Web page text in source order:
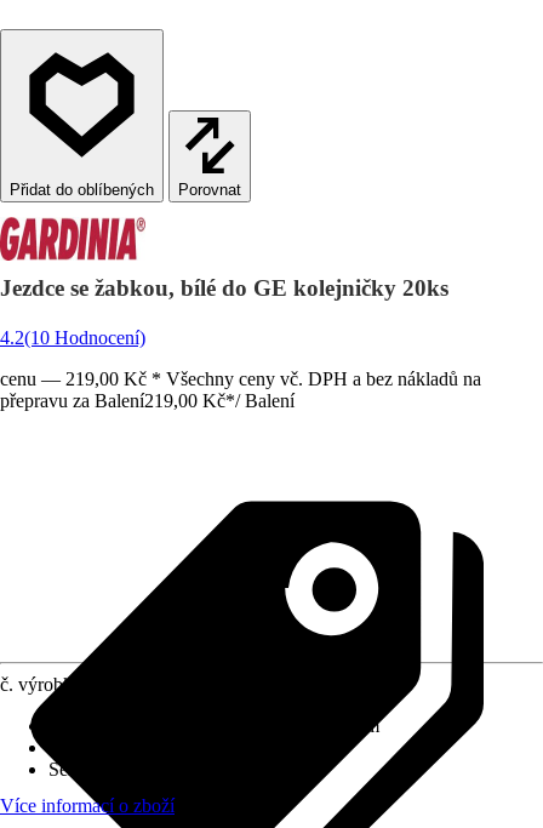
Porovnat
Jezdce se žabkou, bílé do GE kolejničky 20ks
4.2(10 Hodnocení)
cenu — 219,00 Kč * Všechny ceny vč. DPH a bez nákladů na
přepravu za Balení219,00 Kč*/ Balení
č. výrobku
Záclonový jezdec s háčkem
Série
Více informací o zboží